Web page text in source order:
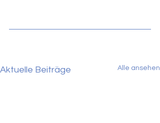
Aktuelle Beiträge Alle ansehen